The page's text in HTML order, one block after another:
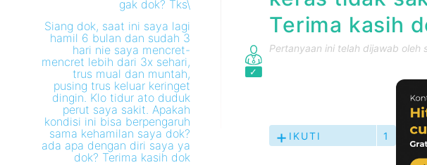
gak dok? Tks\
Siang dok, saat ini saya lagi
hamil 6 bulan dan sudah 3
hari nie saya mencret-
mencret lebih dari 3x sehari,
trus mual dan muntah,
pusing trus keluar keringet
dingin. Klo tidur ato duduk
perut saya sakit. Apakah
kondisi ini bisa berpengaruh
sama kehamilan saya dok?
ada apa dengan diri saya ya
dok? Terima kasih dok
Terima kasih
Pertanyaan ini telah dijawab oleh
IKUTI
PERTANYAAN
1